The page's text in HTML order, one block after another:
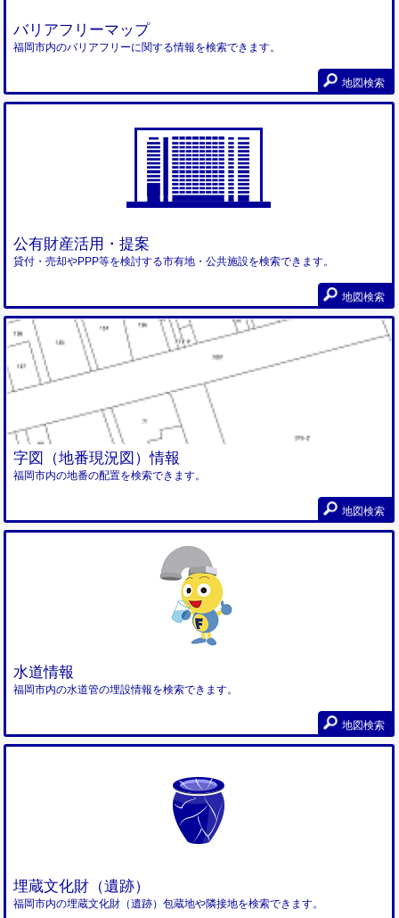
バリアフリーマップ
福岡市内のバリアフリーに関する情報を検索できます。
地図検索
公有財産活用・提案
貸付・売却やPPP等を検討する市有地・公共施設を検索できます。
地図検索
字図（地番現況図）情報
福岡市内の地番の配置を検索できます。
地図検索
水道情報
福岡市内の水道管の埋設情報を検索できます。
地図検索
埋蔵文化財（遺跡）
福岡市内の埋蔵文化財（遺跡）包蔵地や隣接地を検索できます。